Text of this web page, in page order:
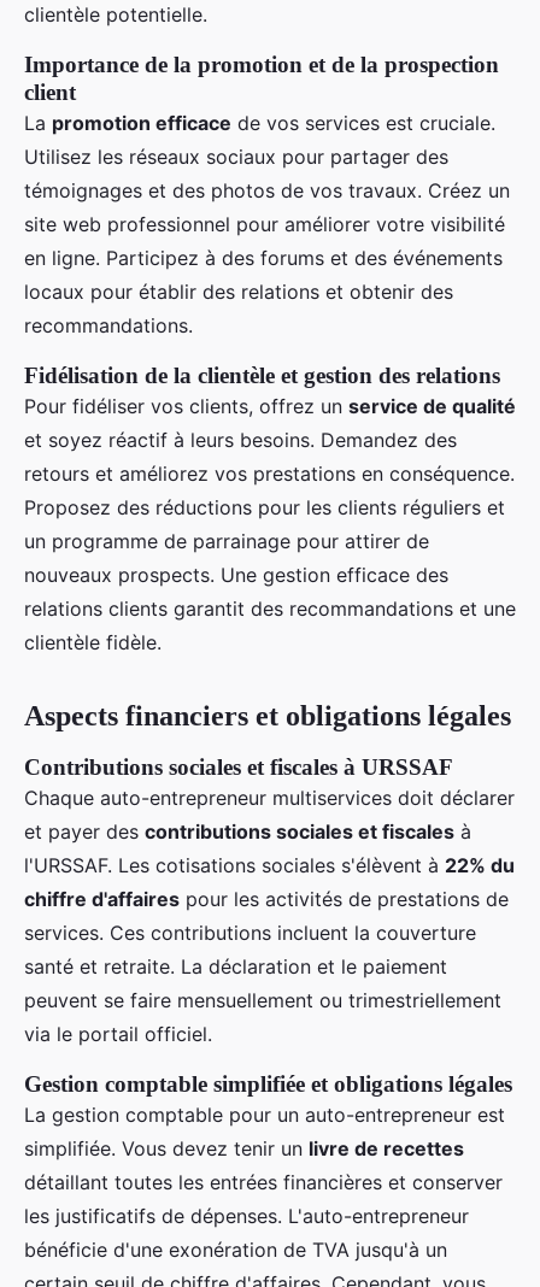
clientèle potentielle.
Importance de la promotion et de la prospection
client
La promotion efficace de vos services est cruciale.
Utilisez les réseaux sociaux pour partager des
témoignages et des photos de vos travaux. Créez un
site web professionnel pour améliorer votre visibilité
en ligne. Participez à des forums et des événements
locaux pour établir des relations et obtenir des
recommandations.
Fidélisation de la clientèle et gestion des relations
Pour fidéliser vos clients, offrez un service de qualité
et soyez réactif à leurs besoins. Demandez des
retours et améliorez vos prestations en conséquence.
Proposez des réductions pour les clients réguliers et
un programme de parrainage pour attirer de
nouveaux prospects. Une gestion efficace des
relations clients garantit des recommandations et une
clientèle fidèle.
Aspects financiers et obligations légales
Contributions sociales et fiscales à URSSAF
Chaque auto-entrepreneur multiservices doit déclarer
et payer des contributions sociales et fiscales à
l'URSSAF. Les cotisations sociales s'élèvent à 22% du
chiffre d'affaires pour les activités de prestations de
services. Ces contributions incluent la couverture
santé et retraite. La déclaration et le paiement
peuvent se faire mensuellement ou trimestriellement
via le portail officiel.
Gestion comptable simplifiée et obligations légales
La gestion comptable pour un auto-entrepreneur est
simplifiée. Vous devez tenir un livre de recettes
détaillant toutes les entrées financières et conserver
les justificatifs de dépenses. L'auto-entrepreneur
bénéficie d'une exonération de TVA jusqu'à un